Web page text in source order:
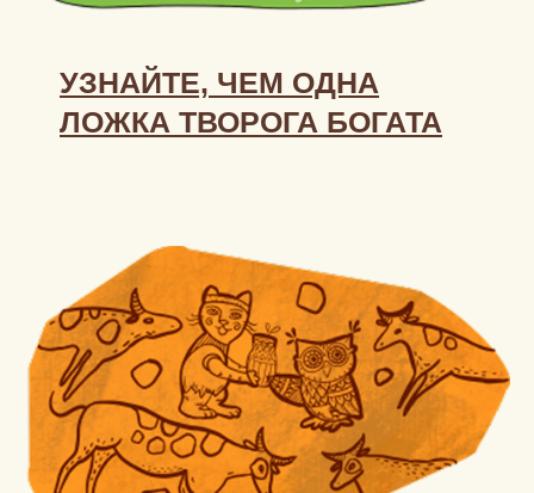
УЗНАЙТЕ, ЧЕМ ОДНА
ЛОЖКА ТВОРОГА БОГАТА